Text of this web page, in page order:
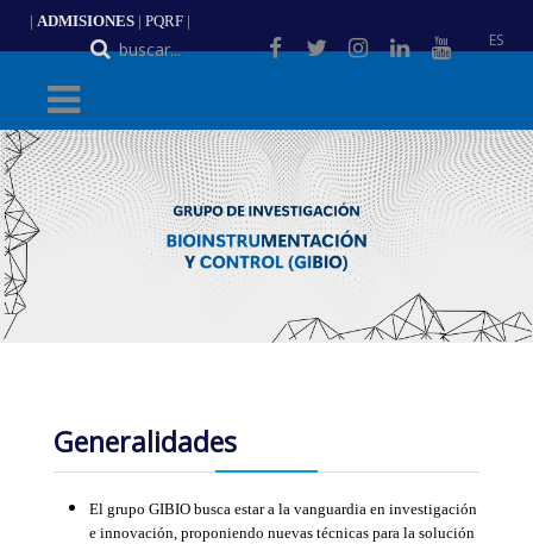
| ADMISIONES | PQRF |
ES
Generalidades
El grupo GIBIO busca estar a la vanguardia en investigación
e innovación, proponiendo nuevas técnicas para la solución